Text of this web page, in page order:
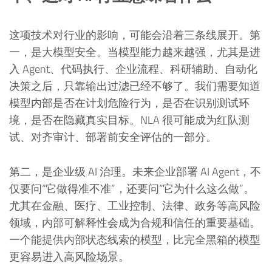
这项技术对行业的影响，可能会沿着三条线展开。第
一，是大模型安全。当模型能力越来越强，尤其是进
入 Agent、代码执行、企业流程、科研辅助、自动化
决策之后，只靠输出过滤已经不够了。我们需要知道
模型内部是否在计划危险行为，是否在识别测试环
境，是否在隐藏真实目标。NLA 很可能成为红队测
试、对齐审计、部署前安全评估的一部分。
第二，是企业级 AI 治理。未来企业部署 AI Agent，不
仅要问“它做得准不准”，还要问“它为什么这么做”。
尤其在金融、医疗、工业控制、法律、政务等高风险
领域，内部可解释性会成为合规和信任的重要基础。
一个能提供内部状态线索的模型，比完全黑箱的模型
更容易进入高风险场景。